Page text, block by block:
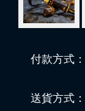
付款方式：
送貨方式：